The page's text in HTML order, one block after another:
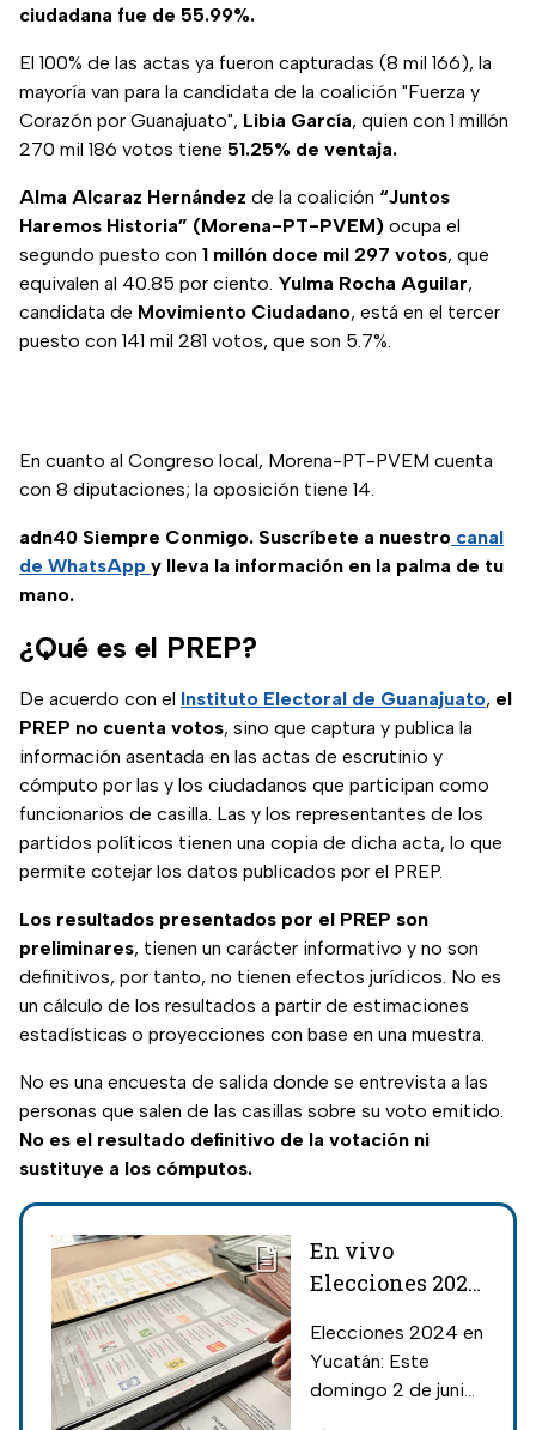
ciudadana fue de 55.99%.
El 100% de las actas ya fueron capturadas (8 mil 166), la
mayoría van para la candidata de la coalición "Fuerza y
Corazón por Guanajuato", Libia García, quien con 1 millón
270 mil 186 votos tiene 51.25% de ventaja.
Alma Alcaraz Hernández de la coalición “Juntos
Haremos Historia” (Morena-PT-PVEM) ocupa el
segundo puesto con 1 millón doce mil 297 votos, que
equivalen al 40.85 por ciento. Yulma Rocha Aguilar,
candidata de Movimiento Ciudadano, está en el tercer
puesto con 141 mil 281 votos, que son 5.7%.
En cuanto al Congreso local, Morena-PT-PVEM cuenta
con 8 diputaciones; la oposición tiene 14.
adn40 Siempre Conmigo. Suscríbete a nuestro canal
de WhatsApp y lleva la información en la palma de tu
mano.
¿Qué es el PREP?
De acuerdo con el Instituto Electoral de Guanajuato, el
PREP no cuenta votos, sino que captura y publica la
información asentada en las actas de escrutinio y
cómputo por las y los ciudadanos que participan como
funcionarios de casilla. Las y los representantes de los
partidos políticos tienen una copia de dicha acta, lo que
permite cotejar los datos publicados por el PREP.
Los resultados presentados por el PREP son
preliminares, tienen un carácter informativo y no son
definitivos, por tanto, no tienen efectos jurídicos. No es
un cálculo de los resultados a partir de estimaciones
estadísticas o proyecciones con base en una muestra.
No es una encuesta de salida donde se entrevista a las
personas que salen de las casillas sobre su voto emitido.
No es el resultado definitivo de la votación ni
sustituye a los cómputos.
En vivo
Elecciones 2024
va el PREP en
las elecciones
Elecciones 2024 en
Yucatán: Este
domingo 2 de junio